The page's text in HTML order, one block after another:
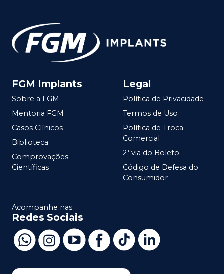
FGM Implants
Sobre a FGM
Mentoria FGM
Casos Clínicos
Biblioteca
Comprovações
Científicas
Legal
Política de Privacidade
Termos de Uso
Política de Troca
Comercial
2ª via do Boleto
Código de Defesa do
Consumidor
Acompanhe nas
Redes Sociais